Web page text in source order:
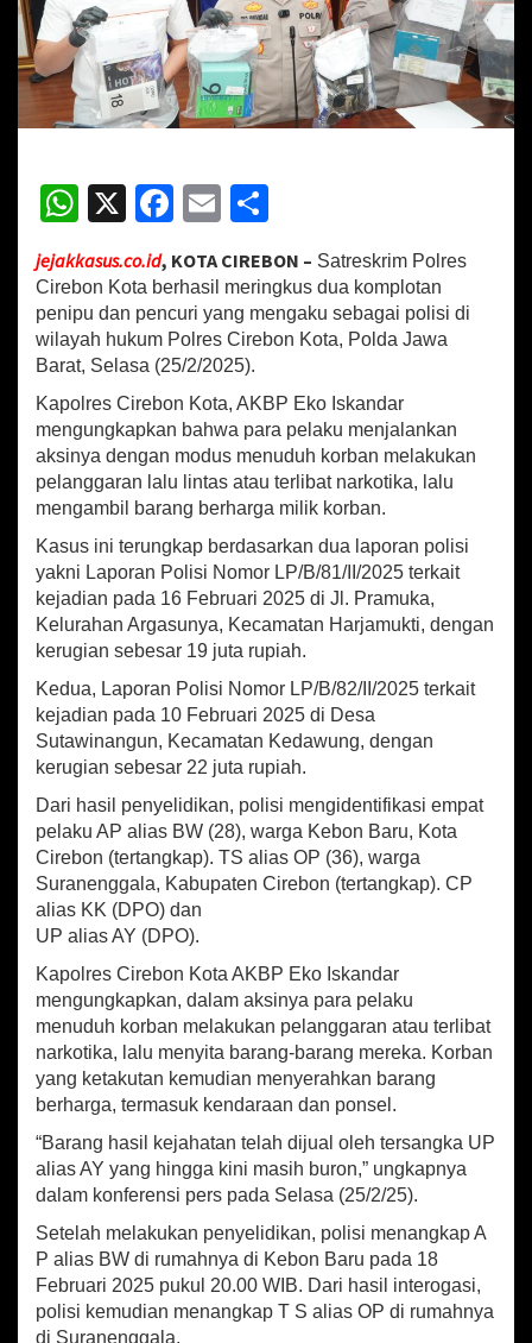
o
l
i
s
,
m
p
o
t
a
n
P
e
n
i
u
D
i
i
n
g
k
u
S
a
r
s
k
r
i
m
P
o
r
e
s
C
r
b
o
n
o
t
a
W
h
at
sA
p
p
X
Fa
b
o
o
k
E
ai
l
ar
e
jejakkasus.co.id, KOTA CIREBON – Satreskrim Polres
Cirebon Kota berhasil meringkus dua komplotan
penipu dan pencuri yang mengaku sebagai polisi di
wilayah hukum Polres Cirebon Kota, Polda Jawa
Barat, Selasa (25/2/2025).
Kapolres Cirebon Kota, AKBP Eko Iskandar
mengungkapkan bahwa para pelaku menjalankan
aksinya dengan modus menuduh korban melakukan
pelanggaran lalu lintas atau terlibat narkotika, lalu
mengambil barang berharga milik korban.
Kasus ini terungkap berdasarkan dua laporan polisi
yakni Laporan Polisi Nomor LP/B/81/II/2025 terkait
kejadian pada 16 Februari 2025 di Jl. Pramuka,
Kelurahan Argasunya, Kecamatan Harjamukti, dengan
kerugian sebesar 19 juta rupiah.
Kedua, Laporan Polisi Nomor LP/B/82/II/2025 terkait
kejadian pada 10 Februari 2025 di Desa
Sutawinangun, Kecamatan Kedawung, dengan
kerugian sebesar 22 juta rupiah.
Dari hasil penyelidikan, polisi mengidentifikasi empat
pelaku AP alias BW (28), warga Kebon Baru, Kota
Cirebon (tertangkap). TS alias OP (36), warga
Suranenggala, Kabupaten Cirebon (tertangkap). CP
alias KK (DPO) dan
UP alias AY (DPO).
Kapolres Cirebon Kota AKBP Eko Iskandar
mengungkapkan, dalam aksinya para pelaku
menuduh korban melakukan pelanggaran atau terlibat
narkotika, lalu menyita barang-barang mereka. Korban
yang ketakutan kemudian menyerahkan barang
berharga, termasuk kendaraan dan ponsel.
“Barang hasil kejahatan telah dijual oleh tersangka UP
alias AY yang hingga kini masih buron,” ungkapnya
dalam konferensi pers pada Selasa (25/2/25).
Setelah melakukan penyelidikan, polisi menangkap A
P alias BW di rumahnya di Kebon Baru pada 18
Februari 2025 pukul 20.00 WIB. Dari hasil interogasi,
polisi kemudian menangkap T S alias OP di rumahnya
di Suranenggala.